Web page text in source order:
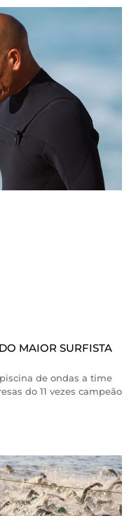
MAIOR SURFISTA
de ondas a time
do 11 vezes campeão